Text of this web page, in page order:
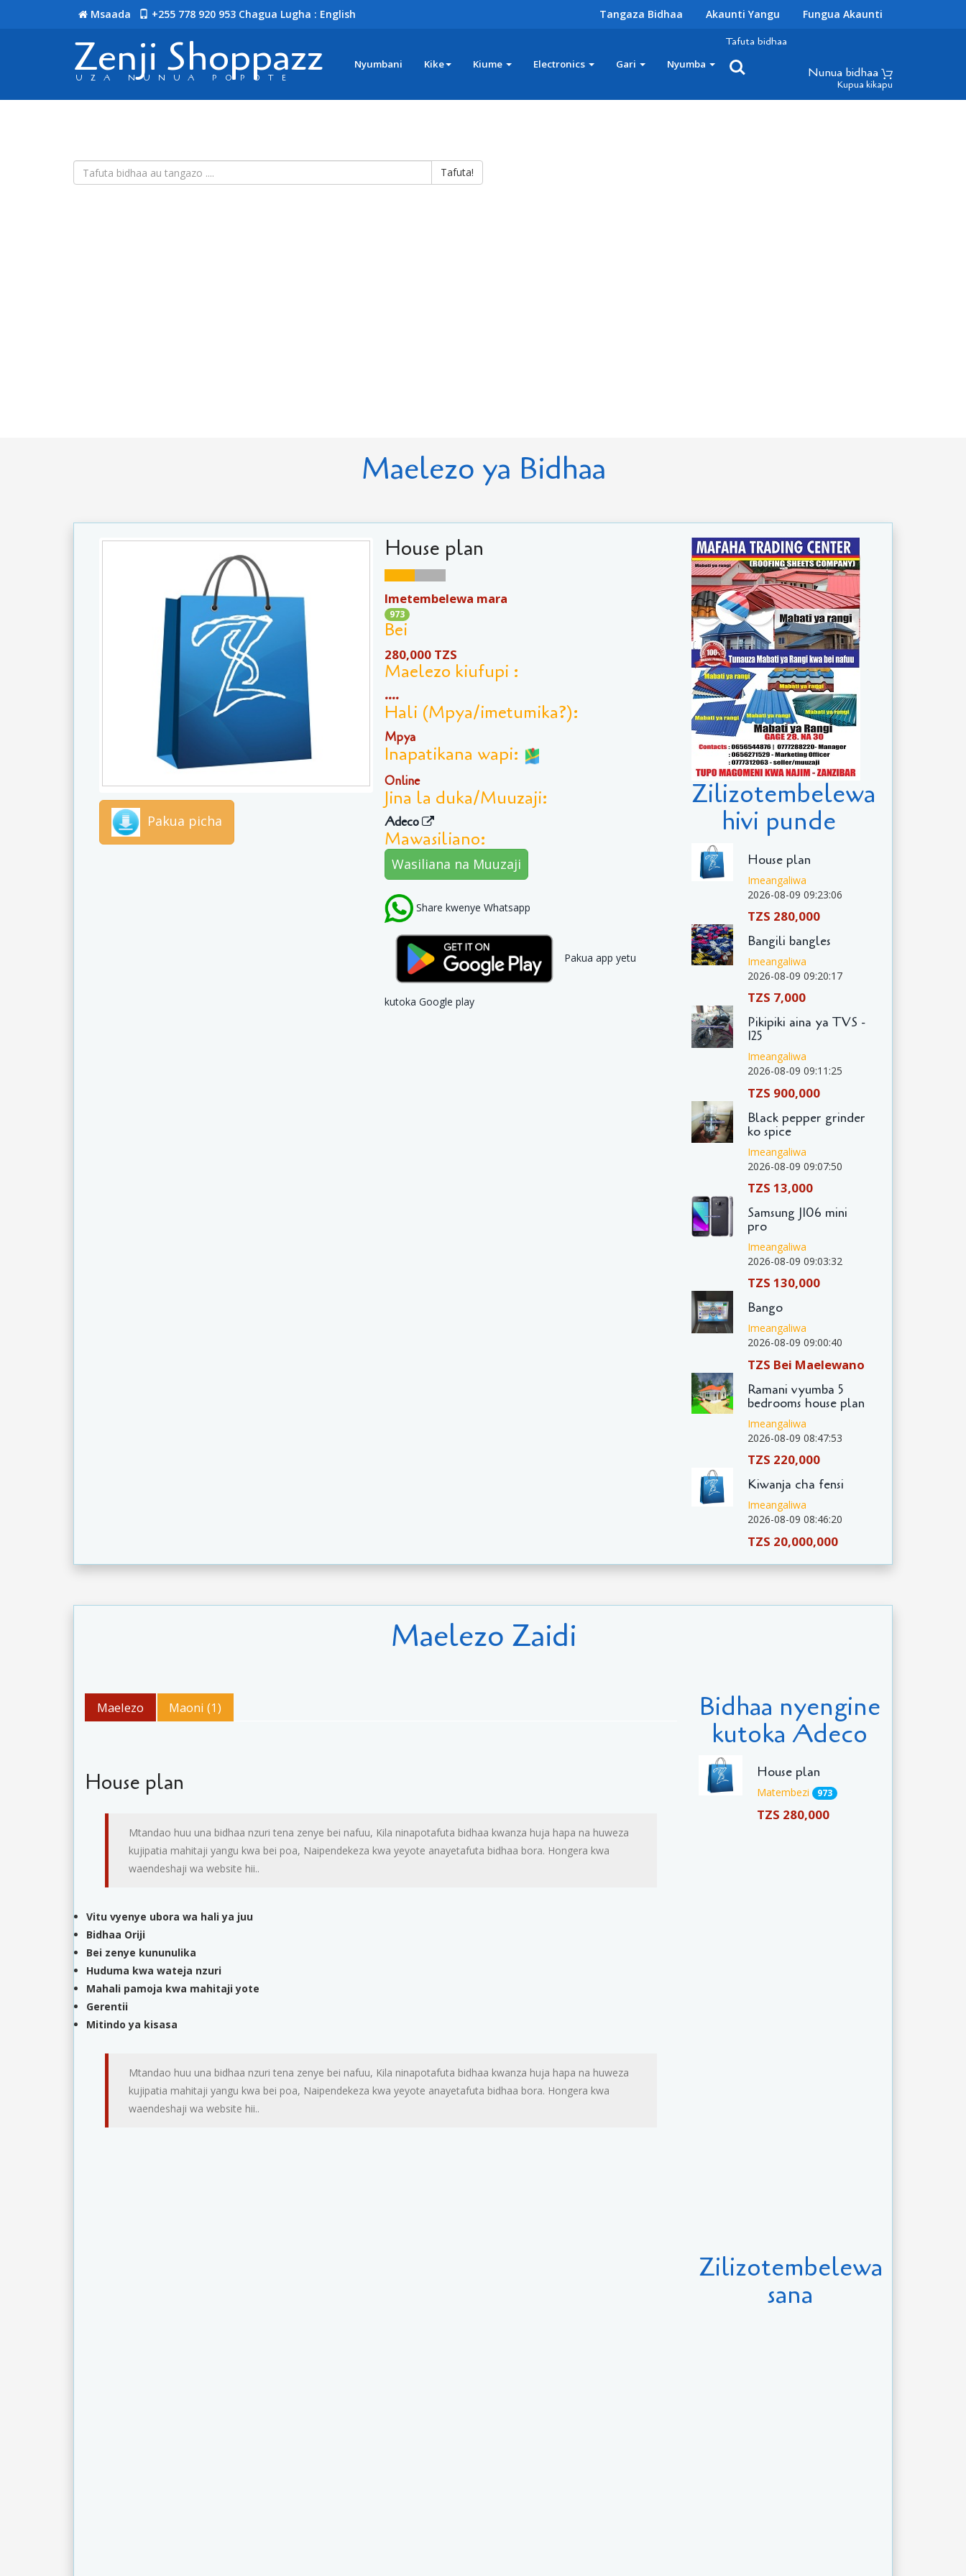
Msaada +255 778 920 953 Chagua Lugha : English Tangaza Bidhaa Akaunti Yangu Fungua Akaunti
Zenji Shoppazz
UZA NUNUA POPOTE
Nyumbani Kike Kiume Electronics Gari Nyumba
Tafuta bidhaa
Nunua bidhaa
Kupua kikapu
Tafuta!
Maelezo ya Bidhaa
Pakua picha
House plan
Imetembelewa mara
973
Bei
280,000 TZS
Maelezo kiufupi :
....
Hali (Mpya/imetumika?):
Mpya
Inapatikana wapi:
Online
Jina la duka/Muuzaji:
Adeco
Mawasiliano:
Wasiliana na Muuzaji
Share kwenye Whatsapp
Pakua app yetu
kutoka Google play
Zilizotembelewa
hivi punde
House plan
Imeangaliwa
2026-08-09 09:23:06
TZS 280,000
Bangili bangles
Imeangaliwa
2026-08-09 09:20:17
TZS 7,000
Pikipiki aina ya TVS -
125
Imeangaliwa
2026-08-09 09:11:25
TZS 900,000
Black pepper grinder
ko spice
Imeangaliwa
2026-08-09 09:07:50
TZS 13,000
Samsung J106 mini
pro
Imeangaliwa
2026-08-09 09:03:32
TZS 130,000
Bango
Imeangaliwa
2026-08-09 09:00:40
TZS Bei Maelewano
Ramani vyumba 5
bedrooms house plan
Imeangaliwa
2026-08-09 08:47:53
TZS 220,000
Kiwanja cha fensi
Imeangaliwa
2026-08-09 08:46:20
TZS 20,000,000
Maelezo Zaidi
Maelezo Maoni (1)
House plan
Mtandao huu una bidhaa nzuri tena zenye bei nafuu, Kila ninapotafuta bidhaa kwanza huja hapa na huweza
kujipatia mahitaji yangu kwa bei poa, Naipendekeza kwa yeyote anayetafuta bidhaa bora. Hongera kwa
waendeshaji wa website hii..
Vitu vyenye ubora wa hali ya juu
Bidhaa Oriji
Bei zenye kununulika
Huduma kwa wateja nzuri
Mahali pamoja kwa mahitaji yote
Gerentii
Mitindo ya kisasa
Mtandao huu una bidhaa nzuri tena zenye bei nafuu, Kila ninapotafuta bidhaa kwanza huja hapa na huweza
kujipatia mahitaji yangu kwa bei poa, Naipendekeza kwa yeyote anayetafuta bidhaa bora. Hongera kwa
waendeshaji wa website hii..
Bidhaa nyengine
kutoka Adeco
House plan
Matembezi 973
TZS 280,000
Zilizotembelewa
sana